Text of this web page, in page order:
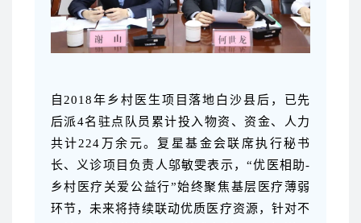
自2018年乡村医生项目落地白沙县后，已先
后派4名驻点队员累计投入物资、资金、人力
共计224万余元。复星基金会联席执行秘书
长、义诊项目负责人邬敏雯表示，“优医相助-
乡村医疗关爱公益行”始终聚焦基层医疗薄弱
环节，未来将持续联动优质医疗资源，针对不